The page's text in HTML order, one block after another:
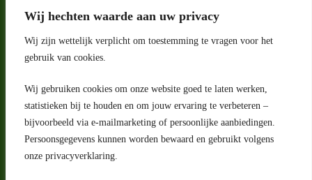
Wij hechten waarde aan uw privacy
Wij zijn wettelijk verplicht om toestemming te vragen voor het
gebruik van cookies.
Wij gebruiken cookies om onze website goed te laten werken,
statistieken bij te houden en om jouw ervaring te verbeteren –
bijvoorbeeld via e-mailmarketing of persoonlijke aanbiedingen.
Persoonsgegevens kunnen worden bewaard en gebruikt volgens
onze privacyverklaring.
Adres
Riga 4 E
2993 LW Barendrecht
Nederland
Contact